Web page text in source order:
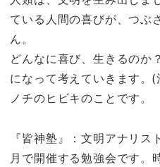
ている人間の喜びが、つぶ
ん。
どんなに喜び、生きるのか
になって考えていきます。
ノチのヒビキのことです。
『皆神塾』：文明アナリ
月で開催する勉強会です。